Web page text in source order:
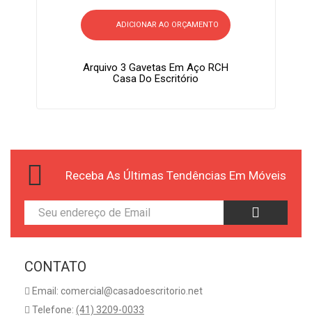
ADICIONAR AO ORÇAMENTO
Arquivo 3 Gavetas Em Aço RCH
Casa Do Escritório
Receba As Últimas Tendências Em Móveis
CONTATO
Email: comercial@casadoescritorio.net
Telefone: (41) 3209-0033